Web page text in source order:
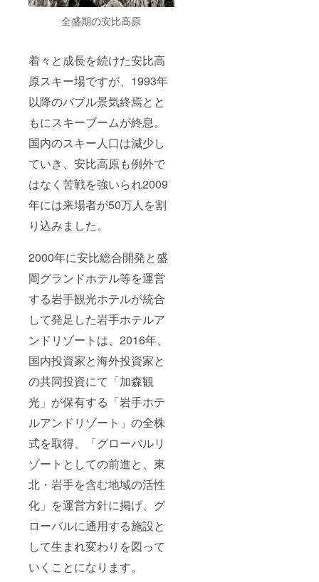
全盛期の安比高原
着々と成長を続けた安比高
原スキー場ですが、1993年
以降のバブル景気終焉とと
もにスキーブームが終息。
国内のスキー人口は減少し
ていき、安比高原も例外で
はなく苦戦を強いられ2009
年には来場者が50万人を割
り込みました。
2000年に安比総合開発と盛
岡グランドホテル等を運営
する岩手観光ホテルが統合
して発足した岩手ホテルア
ンドリゾートは、2016年、
国内投資家と海外投資家と
の共同投資にて「加森観
光」が保有する「岩手ホテ
ルアンドリゾート」の全株
式を取得、「グローバルリ
ゾートとしての前進と、東
北・岩手を含む地域の活性
化」を運営方針に掲げ、グ
ローバルに通用する施設と
して生まれ変わりを図って
いくことになります。